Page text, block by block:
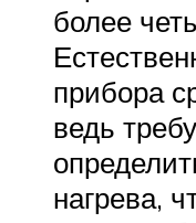
более
прибора
ведь
нагрева,